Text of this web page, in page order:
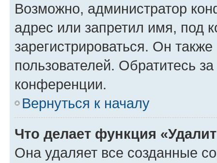
Возможно, администратор
адрес или запретил имя, под
зарегистрироваться. Он
пользователей. Обратитесь
конференции.
Вернуться к началу
Что делает функция
Она удаляет все созданные